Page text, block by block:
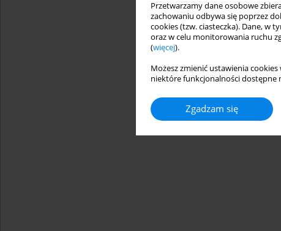
Przetwarzamy dane osobowe
zachowaniu odbywa się poprzez
cookies (tzw. ciasteczka). Dane, w
oraz w celu monitorowania ruchu
(więcej).
Możesz zmienić ustawienia
niektóre funkcjonalności dostępne
Zgadzam się